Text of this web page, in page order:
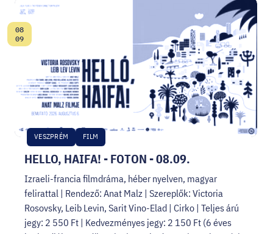
HELLO, HAIFA! - FOTON - 08.09.
VESZPRÉM FILM
Date:
08
09
Izraeli-francia filmdráma, héber nyelven, magyar
felirattal | Rendező: Anat Malz | Szereplők: Victoria
Rosovsky, Leib Levin, Sarit Vino-Elad | Cirko | Teljes árú
jegy: 2 550 Ft | Kedvezményes jegy: 2 150 Ft (6 éves